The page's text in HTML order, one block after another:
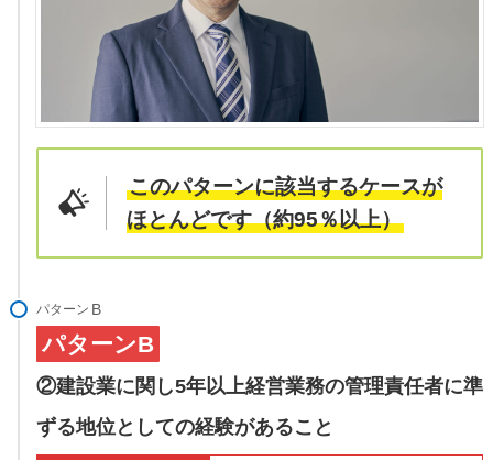
このパターンに該当するケースが
ほとんどです（約95％以上）
パターン
パターンB
②建設業に関し5年以上経営業務の管理責任者に準
ずる地位としての経験があること